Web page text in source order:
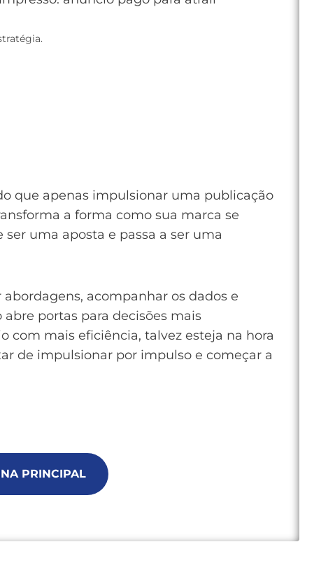
que apenas impulsionar uma publicação
a forma como sua marca se
uma aposta e passa a ser uma
acompanhar os dados e
portas para decisões mais
com mais eficiência, talvez esteja na hora
de impulsionar por impulso e começar a
PRINCIPAL